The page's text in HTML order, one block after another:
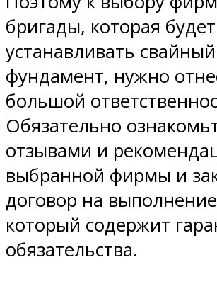
бригады, которая будет
устанавливать свайный
фундамент, нужно
большой
Обязательно
отзывами и
выбранной фирмы и
договор на
который содержит
обязательства.